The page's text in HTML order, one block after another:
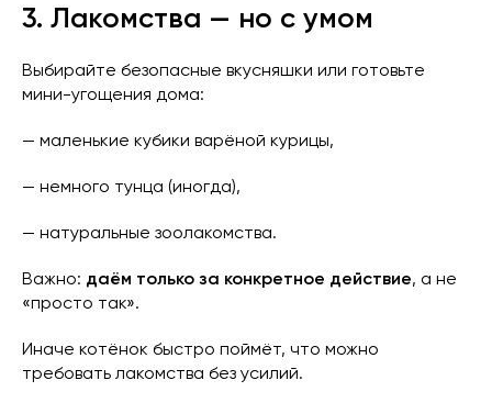
3. Лакомства — но с умом
Выбирайте безопасные вкусняшки или готовьте
мини-угощения дома:
— маленькие кубики варёной курицы,
— немного тунца (иногда),
— натуральные зоолакомства.
Важно: даём только за конкретное действие, а не
«просто так».
Иначе котёнок быстро поймёт, что можно
требовать лакомства без усилий.